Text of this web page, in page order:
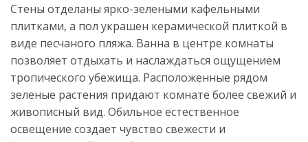
Стены отделаны ярко-зелеными кафельными
плитками, а пол украшен керамической плиткой в
виде песчаного пляжа. Ванна в центре комнаты
позволяет отдыхать и наслаждаться ощущением
тропического убежища. Расположенные рядом
зеленые растения придают комнате более свежий и
живописный вид. Обильное естественное
освещение создает чувство свежести и